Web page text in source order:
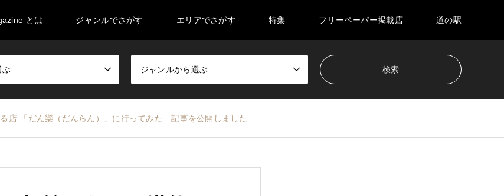
とは ジャンルでさがす エリアでさがす 特集 フリーペーパー掲載店 道の駅
ぶ ジャンルから選ぶ
店 「だん欒（だんらん）」に行ってみた 記事を公開しました